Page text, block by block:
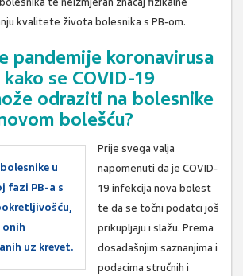
kvalitete života bolesnika s PB-om.
pandemije koronavirusa
se COVID-19
odraziti na bolesnike
bolešću?
u
fazi PB-a s
uz krevet.
Prije svega valja
napomenuti da je COVID-
19 infekcija nova bolest
te da se točni podatci još
prikupljaju i slažu. Prema
dosadašnjim saznanjima i
podacima stručnih i